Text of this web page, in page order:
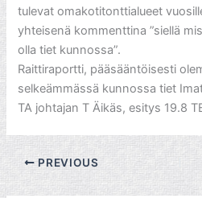
tulevat omakotitonttialueet
yhteisenä kommenttina ”siellä
olla tiet kunnossa”.
Raittiraportti, pääsääntöisesti
selkeämmässä kunnossa tiet
TA johtajan T Äikäs, esitys 19.8
PREVIOUS